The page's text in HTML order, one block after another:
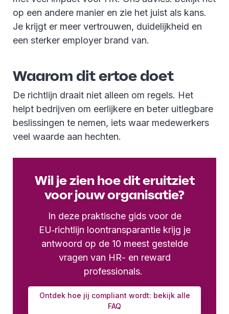
op een andere manier en zie het juist als kans.
Je krijgt er meer vertrouwen, duidelijkheid en
een sterker employer brand van.
Waarom dit ertoe doet
De richtlijn draait niet alleen om regels. Het
helpt bedrijven om eerlijkere en beter uitlegbare
beslissingen te nemen, iets waar medewerkers
veel waarde aan hechten.
Wil je zien hoe dit eruitziet
voor jouw organisatie?
In deze praktische gids voor de
EU‑richtlijn loontransparantie krijg je
antwoord op de 10 meest gestelde
vragen van HR- en reward
professionals.
Ontdek hoe jij compliant wordt: bekijk alle
FAQ